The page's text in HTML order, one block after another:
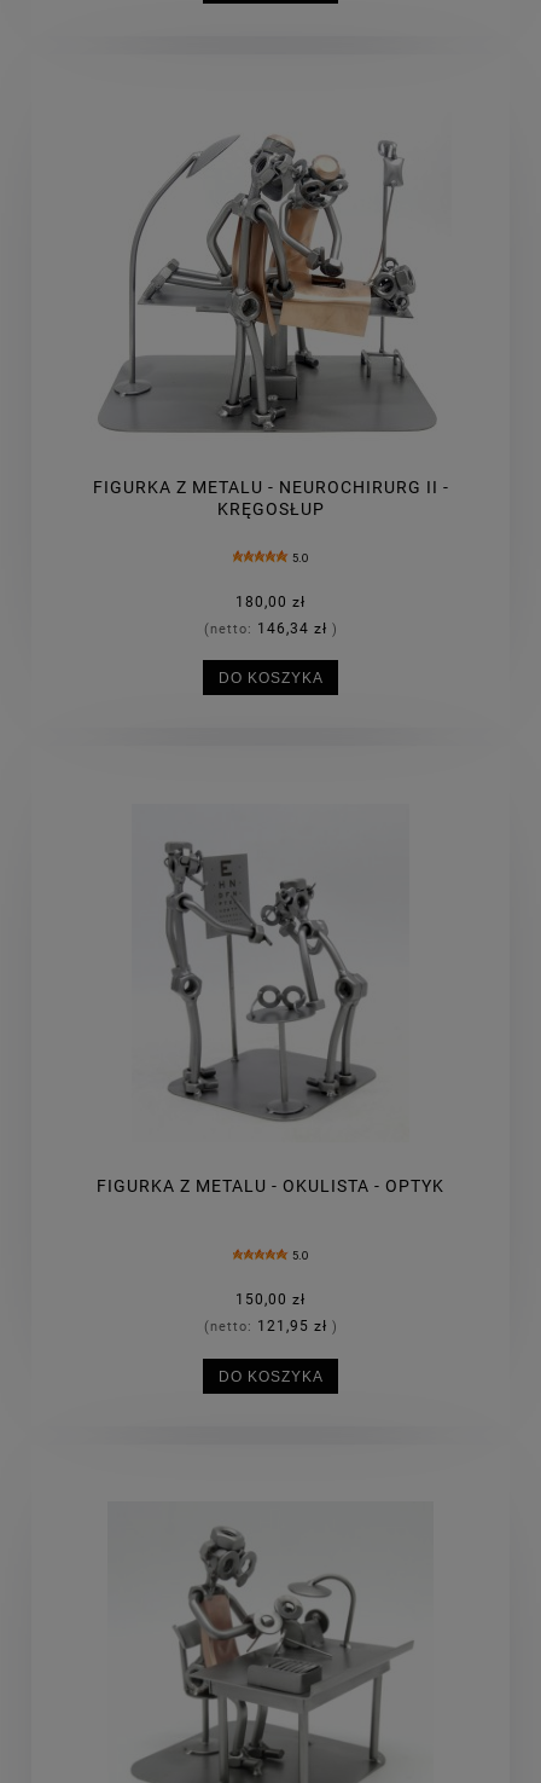
FIGURKA Z METALU - NEUROCHIRURG II -
KRĘGOSŁUP
5.0
180,00 zł
(netto: 146,34 zł )
DO KOSZYKA
FIGURKA Z METALU - OKULISTA - OPTYK
5.0
150,00 zł
(netto: 121,95 zł )
DO KOSZYKA